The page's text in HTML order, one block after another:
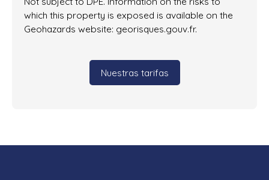
which this property is exposed is available on the
Geohazards website: georisques.gouv.fr.
Nuestras tarifas